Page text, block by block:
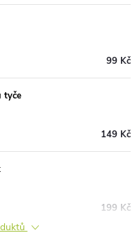
99 Kč
tyče
149 Kč
199 Kč